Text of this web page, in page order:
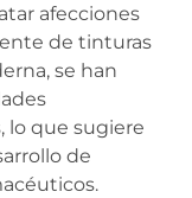
afecciones
de tinturas
se han
lo que sugiere
de